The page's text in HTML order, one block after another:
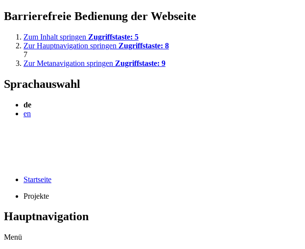
Barrierefreie Bedienung der Webseite
Zum Inhalt springen Zugriffstaste: 5
Zur Hauptnavigation springen Zugriffstaste: 8
7
Zur Metanavigation springen Zugriffstaste: 9
Sprachauswahl
de
en
Startseite
Projekte
Hauptnavigation
Menü